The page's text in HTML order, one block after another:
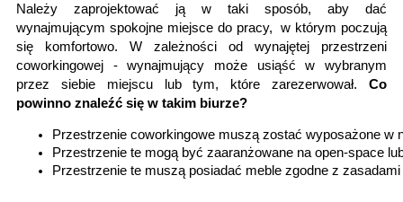
Należy zaprojektować ją w taki sposób, aby dać
wynajmującym spokojne miejsce do pracy, w którym poczują
się komfortowo. W zależności od wynajętej przestrzeni
coworkingowej - wynajmujący może usiąść w wybranym
przez siebie miejscu lub tym, które zarezerwował.Co
powinno znaleźć się w takim biurze?
Przestrzenie coworkingowe muszą zostać wyposażone w
Przestrzenie te mogą być zaaranżowane na open-space
Przestrzenie te muszą posiadać meble zgodne z